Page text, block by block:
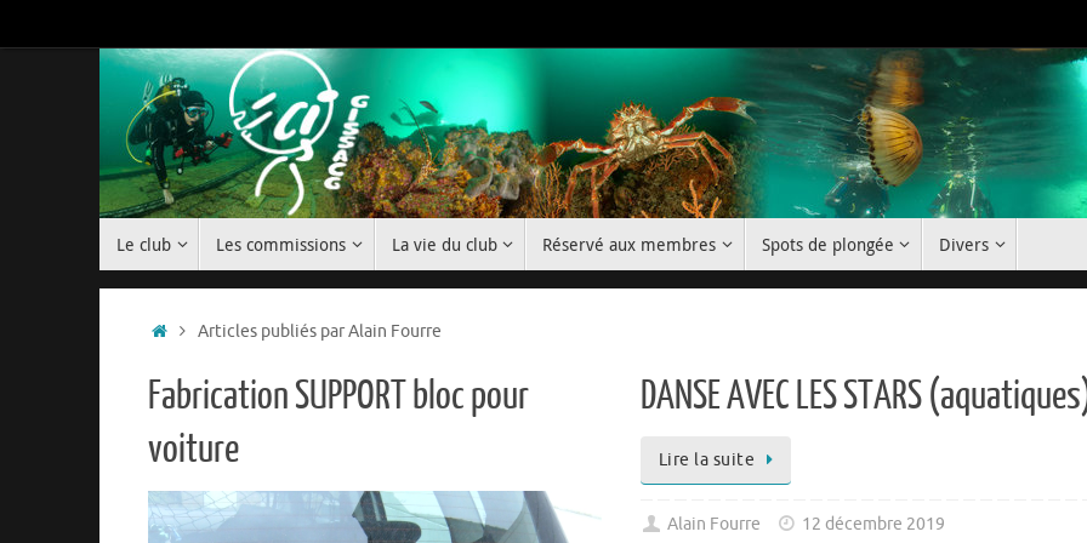
au
Le club Les commissions La vie du club Réservé aux membres Spots de plongée Divers
Accueil
Articles publiés par Alain Fourre
Fabrication SUPPORT bloc pour
voiture
DANSE AVEC LES STARS
Lire la suite
Alain Fourre
12 décembre 2019